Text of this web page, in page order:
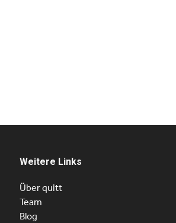
Weitere Links
Über quitt
Team
Blog